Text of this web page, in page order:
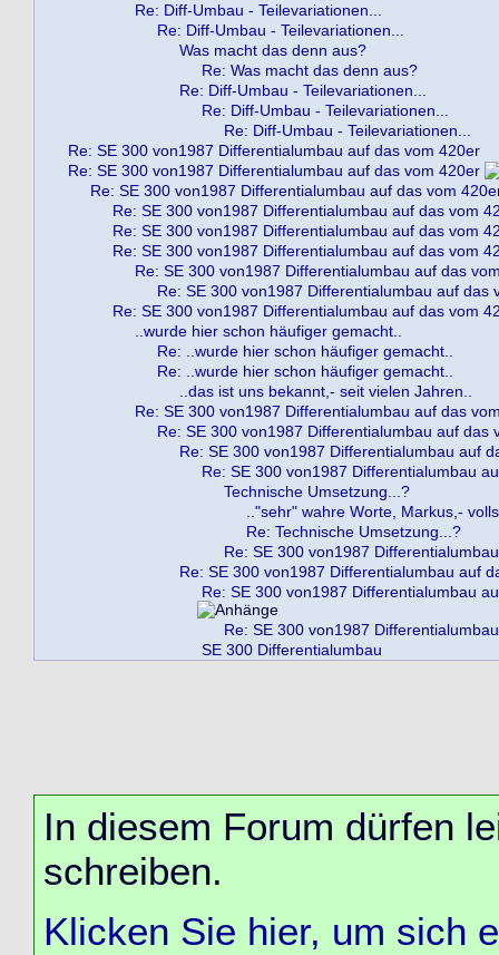
Re: Diff-Umbau - Teilevariationen...
Re: Diff-Umbau - Teilevariationen...
Was macht das denn aus?
Re: Was macht das denn aus?
Re: Diff-Umbau - Teilevariationen...
Re: Diff-Umbau - Teilevariationen...
Re: Diff-Umbau - Teilevariationen...
Re: SE 300 von1987 Differentialumbau auf das vom 420er
Re: SE 300 von1987 Differentialumbau auf das vom 420er
Re: SE 300 von1987 Differentialumbau auf das vom
Re: SE 300 von1987 Differentialumbau auf das vom
Re: SE 300 von1987 Differentialumbau auf das vom
Re: SE 300 von1987 Differentialumbau auf das vom
Re: SE 300 von1987 Differentialumbau auf das
Re: SE 300 von1987 Differentialumbau auf das
Re: SE 300 von1987 Differentialumbau auf das vom
..wurde hier schon häufiger gemacht..
Re: ..wurde hier schon häufiger gemacht..
Re: ..wurde hier schon häufiger gemacht..
..das ist uns bekannt,- seit vielen Jahren..
Re: SE 300 von1987 Differentialumbau auf das
Re: SE 300 von1987 Differentialumbau auf das
Re: SE 300 von1987 Differentialumbau auf
Re: SE 300 von1987 Differentialumbau
Technische Umsetzung...?
.."sehr" wahre Worte, Markus,-
Re: Technische Umsetzung...?
Re: SE 300 von1987
Re: SE 300 von1987 Differentialumbau auf
Re: SE 300 von1987 Differentialumbau
Re: SE 300 von1987
SE 300 Differentialumbau
In diesem Forum dürfen
schreiben.
Klicken Sie hier, um sich